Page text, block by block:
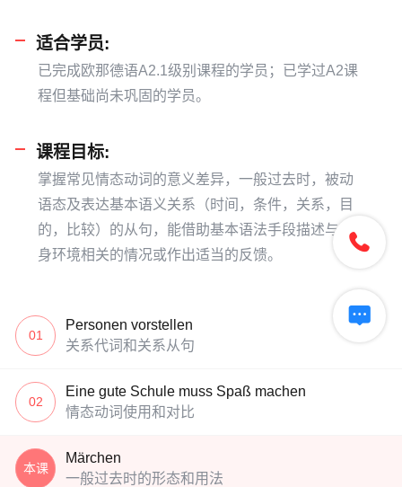
适合学员:
已完成欧那德语A2.1级别课程的学员；已学过A2课
程但基础尚未巩固的学员。
课程目标:
掌握常见情态动词的意义差异，一般过去时，被动
语态及表达基本语义关系（时间，条件，关系，目
的，比较）的从句，能借助基本语法手段描述与自
身环境相关的情况或作出适当的反馈。
01
Personen vorstellen
关系代词和关系从句
02
Eine gute Schule muss Spaß machen
情态动词使用和对比
本课
Märchen
一般过去时的形态和用法

